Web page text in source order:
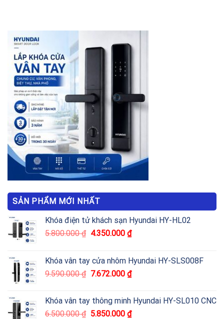
SẢN PHẨM MỚI NHẤT
Khóa điện tử khách sạn Hyundai HY-HL02
5.800.000₫ 4.350.000 ₫
Khóa vân tay cửa nhôm Hyundai HY-SLS008F
9.590.000₫ 7.672.000 ₫
Khóa vân tay thông minh Hyundai HY-SL010 CNC
6.500.000₫ 5.850.000 ₫